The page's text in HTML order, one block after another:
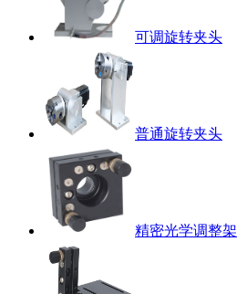
可调旋转夹头
普通旋转夹头
精密光学调整架